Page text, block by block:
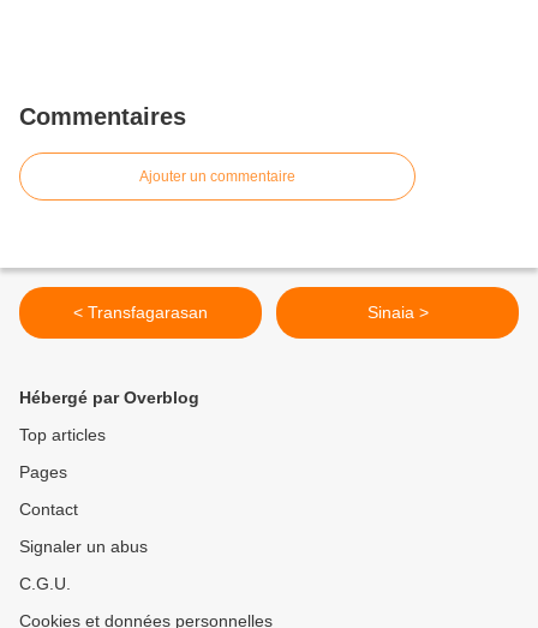
Commentaires
Ajouter un commentaire
< Transfagarasan Sinaia >
Hébergé par Overblog
Top articles
Pages
Contact
Signaler un abus
C.G.U.
Cookies et données personnelles